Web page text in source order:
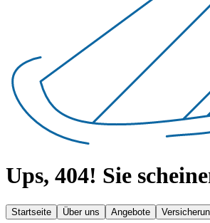
Ups, 404! Sie
Startseite Über uns Angebote